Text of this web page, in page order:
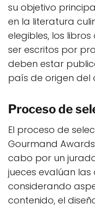
su objetivo
en la literatura
elegibles, los
ser escritos por
deben estar
país de origen del
Proceso de
El proceso de
Gourmand
cabo por un
jueces evalúan
considerando
contenido, el